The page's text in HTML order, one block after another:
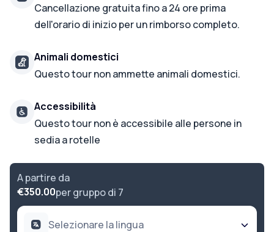
Cancellazione gratuita fino a 24 ore prima
dell'orario di inizio per un rimborso completo.
Animali domestici
Questo tour non ammette animali domestici.
Accessibilità
Questo tour non è accessibile alle persone in
sedia a rotelle
A partire da
€350.00per gruppo di 7
Selezionare la lingua